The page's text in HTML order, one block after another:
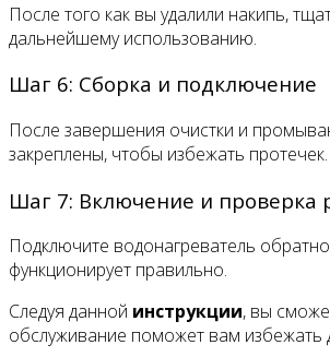
После того как вы удалили накипь,
дальнейшему использованию.
Шаг 6: Сборка и подключение
После завершения очистки и
закреплены, чтобы избежать протечек.
Шаг 7: Включение и проверка
Подключите водонагреватель
функционирует правильно.
Следуя данной инструкции, вы
обслуживание поможет вам избежать